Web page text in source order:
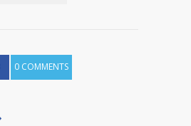
0 COMMENTS